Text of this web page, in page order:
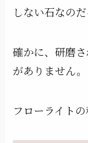
しない石なのだ
確かに、研磨
がありません。
フローライト